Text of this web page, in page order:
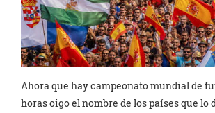
Ahora que hay campeonato mundial de
horas oigo el nombre de los países que lo